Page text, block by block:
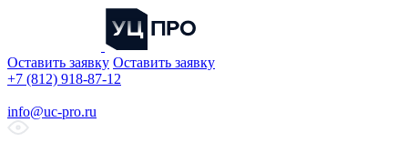
Оставить заявку Оставить заявку
+7 (812) 918-87-12
info@uc-pro.ru